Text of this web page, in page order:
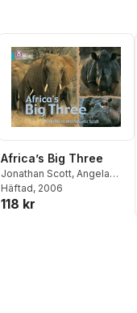
Africa’s Big Three
Jonathan Scott, Angela
Scott,Cliff Moon
Häftad, 2006
118 kr